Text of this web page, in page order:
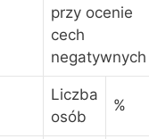
przy ocenie
cech
negatywnych
Liczba
osób
%